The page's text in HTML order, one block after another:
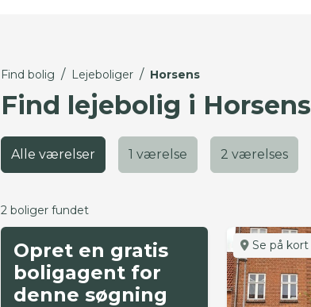
Find bolig / Lejeboliger / Horsens
Find lejebolig i Horsens
Alle værelser 1 værelse 2 værelses
2 boliger fundet
Opret en gratis
boligagent for
denne søgning
Se på kort